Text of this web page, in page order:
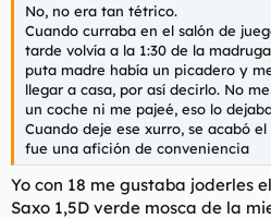
No, no era tan tétrico.
Cuando curraba en el salón de
tarde volvía a la 1:30 de la
puta madre había un picadero y
llegar a casa, por así decirlo. No
un coche ni me pajeé, eso lo
Cuando deje ese xurro, se acabó
fue una afición de conveniencia
Yo con 18 me gustaba joderles
Saxo 1,5D verde mosca de la